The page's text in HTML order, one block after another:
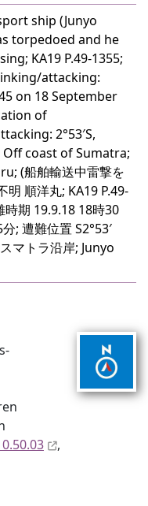
ship (Junyo
torpedoed and he
KA19 P.49-1355;
attacking:
on 18 September
of
2°53′S,
Off coast of Sumatra;
(船舶輸送中雷撃を
明 順洋丸; KA19 P.49-
時期 19.9.18 18時30
; 遭難位置 S2°53′
スマトラ沿岸; Junyo
,